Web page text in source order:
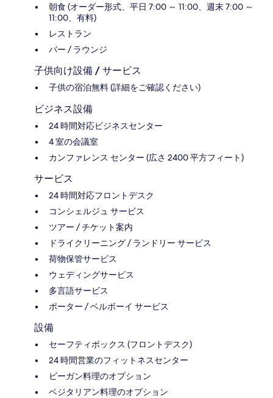
朝食 (オーダー形式、平日 7:00 ～ 11:00、週末 7:00 ～
11:00、有料)
レストラン
バー / ラウンジ
子供向け設備 / サービス
子供の宿泊無料 (詳細をご確認ください)
ビジネス設備
24 時間対応ビジネスセンター
4 室の会議室
カンファレンス センター (広さ 2400 平方フィート)
サービス
24 時間対応フロントデスク
コンシェルジュ サービス
ツアー / チケット案内
ドライクリーニング / ランドリー サービス
荷物保管サービス
ウェディングサービス
多言語サービス
ポーター / ベルボーイ サービス
設備
セーフティボックス (フロントデスク)
24 時間営業のフィットネスセンター
ビーガン料理のオプション
ベジタリアン料理のオプション